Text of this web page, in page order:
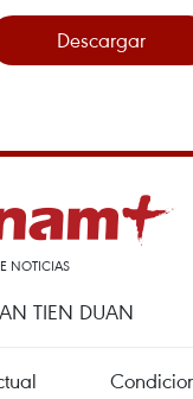
Descargar
NOTICIAS
TIEN DUAN